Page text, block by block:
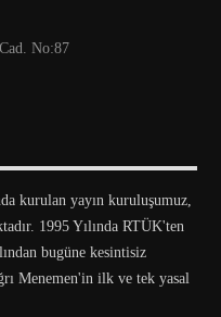
No:87
kurulan yayın kuruluşumuz,
1995 Yılında RTÜK'ten
bugüne kesintisiz
Menemen'in ilk ve tek yasal